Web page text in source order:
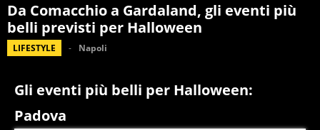
Da Comacchio a Gardaland, gli eventi più
belli previsti per Halloween
LIFESTYLE Napoli
Gli eventi più belli per Halloween:
Padova